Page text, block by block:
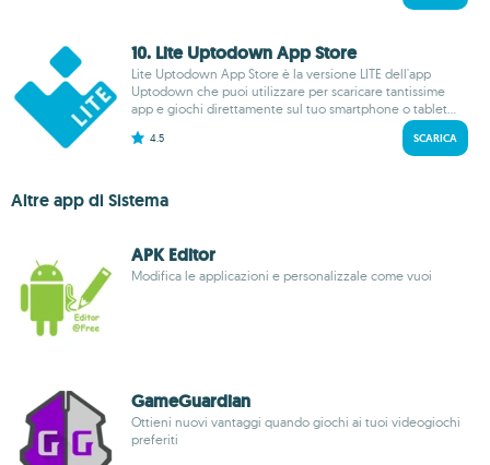
10. Lite Uptodown App Store
Lite Uptodown App Store è la versione LITE dell'app
Uptodown che puoi utilizzare per scaricare tantissime
app e giochi direttamente sul tuo smartphone o tablet...
4.5 SCARICA
Altre app di Sistema
APK Editor
Modifica le applicazioni e personalizzale come vuoi
GameGuardian
Ottieni nuovi vantaggi quando giochi ai tuoi videogiochi
preferiti